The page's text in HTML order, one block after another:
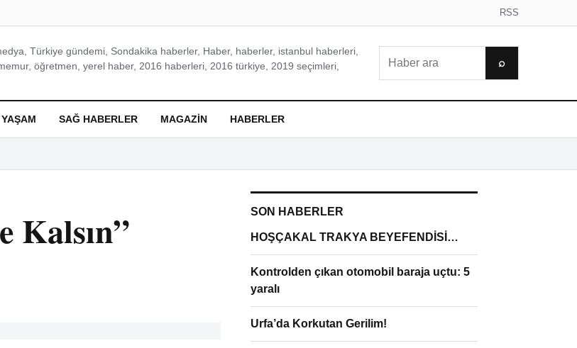
RSS
Türkiye gündemi, Sondakika haberler, Haber, haberler, istanbul haberleri,
öğretmen, yerel haber, 2016 haberleri, 2016 türkiye, 2019 seçimleri,
⌕
YAŞAM SAĞ HABERLER MAGAZIN HABERLER
Kalsın” SON HABERLER
HOŞÇAKAL TRAKYA BEYEFENDİSİ…
Kontrolden çıkan otomobil baraja uçtu: 5
yaralı
Urfa’da Korkutan Gerilim!